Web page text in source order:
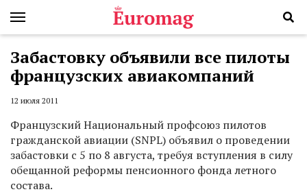
Забастовку объявили все пилоты
французских авиакомпаний
12 июля 2011
Французский Национальный профсоюз пилотов
гражданской авиации (SNPL) объявил о проведении
забастовки с 5 по 8 августа, требуя вступления в силу
обещанной реформы пенсионного фонда летного
состава.